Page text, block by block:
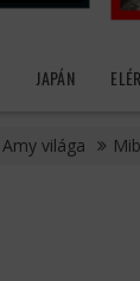
JAPÁN
Amy világa